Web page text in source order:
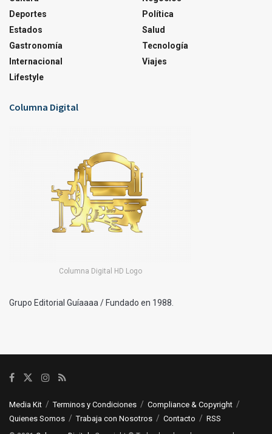
Deportes
Estados
Gastronomía
Internacional
Lifestyle
Política
Salud
Tecnología
Viajes
Columna Digital
Columna Digital HD Logo
Grupo Editorial Guíaaaa / Fundado en 1988.
Media Kit Terminos y Condiciones
Compliance & Copyright
Quienes Somos
Trabaja con Nosotros Contacto RSS